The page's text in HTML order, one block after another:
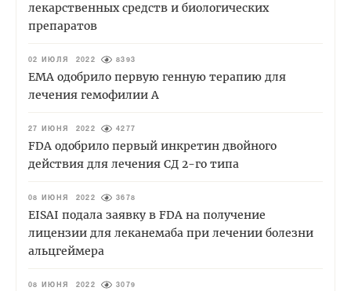
лекарственных средств и биологических
препаратов
02 ИЮЛЯ 2022 8393
EMA одобрило первую генную терапию для
лечения гемофилии А
27 ИЮНЯ 2022 4277
FDA одобрило первый инкретин двойного
действия для лечения СД 2-го типа
08 ИЮНЯ 2022 3678
EISAI подала заявку в FDA на получение
лицензии для леканемаба при лечении болезни
альцгеймера
08 ИЮНЯ 2022 3079